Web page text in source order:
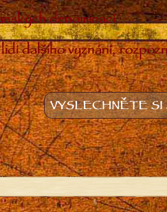
denominací.
dalšího vyznání,
VYSLECHNĚTE